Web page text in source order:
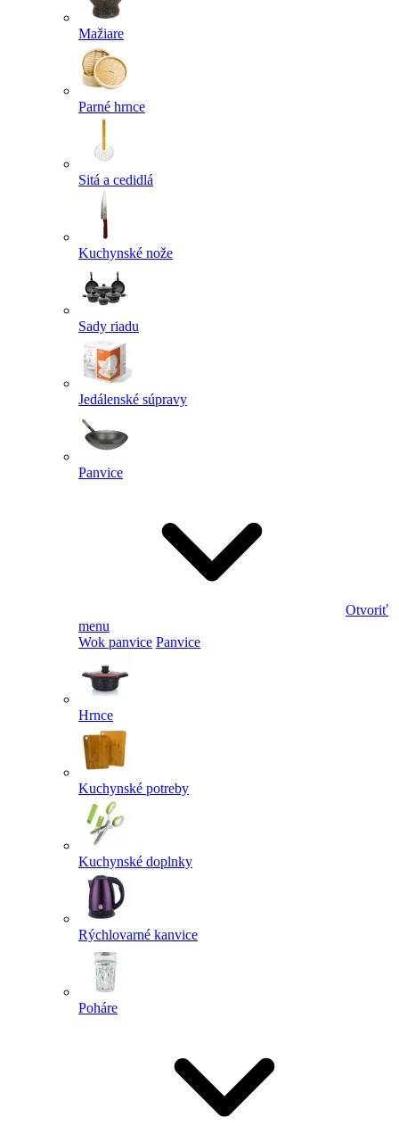
Mažiare
Parné hrnce
Sitá a cedidlá
Kuchynské nože
Sady riadu
Jedálenské súpravy
Panvice
Otvoriť
menu
Wok panvice Panvice
Hrnce
Kuchynské potreby
Kuchynské doplnky
Rýchlovarné kanvice
Poháre